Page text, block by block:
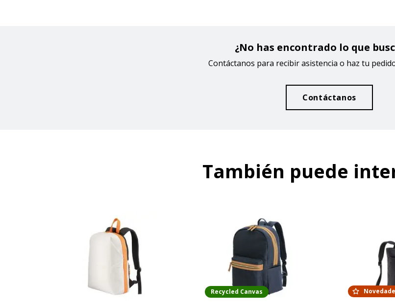
¿No has encontrado lo que
Contáctanos para recibir asistencia o haz tu
Contáctanos
También puede
Recycled Canvas